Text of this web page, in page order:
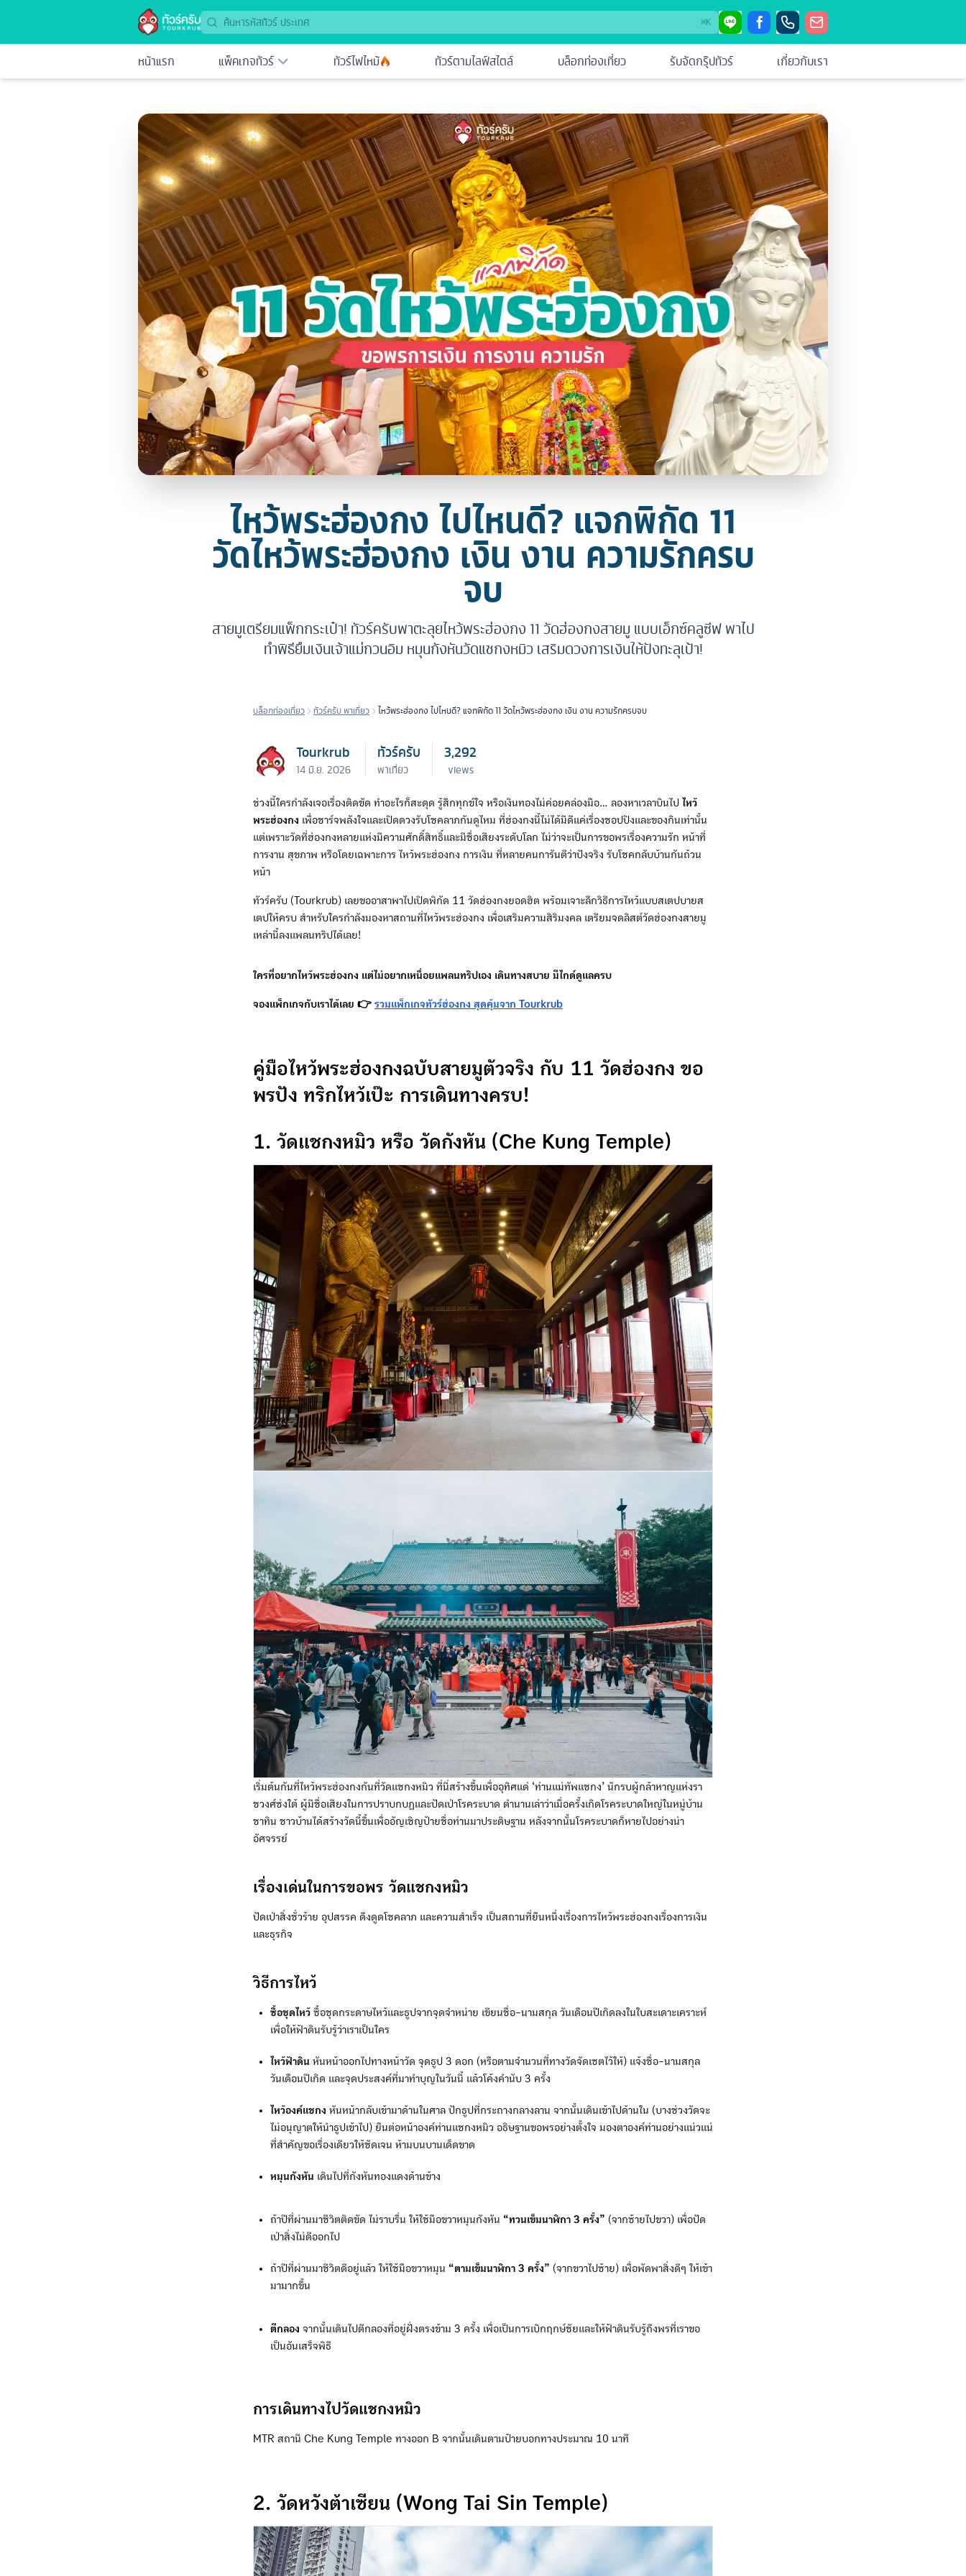
⌘K
หน้าแรก แพ็คเกจทัวร์ ทัวร์ไฟไหม้ ทัวร์ตามไลฟ์สไตล์ บล็อกท่องเที่ยว รับจัดกรุ๊ปทัวร์ เกี่ยวกับเรา
ไหว้พระฮ่องกง ไปไหนดี? แจกพิกัด 11
วัดไหว้พระฮ่องกง เงิน งาน ความรักครบ
จบ
สายมูเตรียมแพ็กกระเป๋า! ทัวร์ครับพาตะลุยไหว้พระฮ่องกง 11 วัดฮ่องกงสายมู แบบเอ็กซ์คลูซีฟ พาไป
ทำพิธียืมเงินเจ้าแม่กวนอิม หมุนกังหันวัดแชกงหมิว เสริมดวงการเงินให้ปังทะลุเป้า!
บล็อกท่องเที่ยว ทัวร์ครับ พาเที่ยว ไหว้พระฮ่องกง ไปไหนดี? แจกพิกัด 11 วัดไหว้พระฮ่องกง เงิน งาน ความรักครบจบ
Tourkrub
14 มิ.ย. 2026
ทัวร์ครับ
พาเที่ยว
3,292
views
ช่วงนี้ใครกำลังเจอเรื่องติดขัด ทำอะไรก็สะดุด รู้สึกทุกข์ใจ หรือเงินทองไม่ค่อยคล่องมือ... ลองหาเวลาบินไป ไหว้
พระฮ่องกง เพื่อชาร์จพลังใจและเปิดดวงรับโชคลาภกันดูไหม ที่ฮ่องกงนี้ไม่ได้มีดีแค่เรื่องชอปปิงและของกินเท่านั้น
แต่เพราะวัดที่ฮ่องกงหลายแห่งมีความศักดิ์สิทธิ์และมีชื่อเสียงระดับโลก ไม่ว่าจะเป็นการขอพรเรื่องความรัก หน้าที่
การงาน สุขภาพ หรือโดยเฉพาะการ ไหว้พระฮ่องกง การเงิน ที่หลายคนการันตีว่าปังจริง รับโชคกลับบ้านกันถ้วน
หน้า
ทัวร์ครับ (Tourkrub) เลยขออาสาพาไปเปิดพิกัด 11 วัดฮ่องกงยอดฮิต พร้อมเจาะลึกวิธีการไหว้แบบสเตปบายส
เตปให้ครบ สำหรับใครกำลังมองหาสถานที่ไหว้พระฮ่องกง เพื่อเสริมความสิริมงคล เตรียมจดลิสต์วัดฮ่องกงสายมู
เหล่านี้ลงแพลนทริปได้เลย!
ใครที่อยากไหว้พระฮ่องกง แต่ไม่อยากเหนื่อยแพลนทริปเอง เดินทางสบาย มีไกด์ดูแลครบ
จองแพ็กเกจกับเราได้เลย 👉 รวมแพ็กเกจทัวร์ฮ่องกง สุดคุ้มจาก Tourkrub
คู่มือไหว้พระฮ่องกงฉบับสายมูตัวจริง กับ 11 วัดฮ่องกง ขอ
พรปัง ทริกไหว้เป๊ะ การเดินทางครบ!
1. วัดแชกงหมิว หรือ วัดกังหัน (Che Kung Temple)
เริ่มต้นกันที่ไหว้พระฮ่องกงกันที่วัดแชกงหมิว ที่นี่สร้างขึ้นเพื่ออุทิศแด่ ‘ท่านแม่ทัพแชกง’ นักรบผู้กล้าหาญแห่งรา
ชวงศ์ซ่งใต้ ผู้มีชื่อเสียงในการปราบกบฏและปัดเป่าโรคระบาด ตำนานเล่าว่าเมื่อครั้งเกิดโรคระบาดใหญ่ในหมู่บ้าน
ชาทิน ชาวบ้านได้สร้างวัดนี้ขึ้นเพื่ออัญเชิญป้ายชื่อท่านมาประดิษฐาน หลังจากนั้นโรคระบาดก็หายไปอย่างน่า
อัศจรรย์
เรื่องเด่นในการขอพร วัดแชกงหมิว
ปัดเป่าสิ่งชั่วร้าย อุปสรรค ดึงดูดโชคลาภ และความสำเร็จ เป็นสถานที่ยืนหนึ่งเรื่องการไหว้พระฮ่องกงเรื่องการเงิน
และธุรกิจ
วิธีการไหว้
ซื้อชุดไหว้ ซื้อชุดกระดาษไหว้และธูปจากจุดจำหน่าย เขียนชื่อ-นามสกุล วันเดือนปีเกิดลงในใบสะเดาะเคราะห์
เพื่อให้ฟ้าดินรับรู้ว่าเราเป็นใคร
ไหว้ฟ้าดิน หันหน้าออกไปทางหน้าวัด จุดธูป 3 ดอก (หรือตามจำนวนที่ทางวัดจัดเซตไว้ให้) แจ้งชื่อ-นามสกุล
วันเดือนปีเกิด และจุดประสงค์ที่มาทำบุญในวันนี้ แล้วโค้งคำนับ 3 ครั้ง
ไหว้องค์แชกง หันหน้ากลับเข้ามาด้านในศาล ปักธูปที่กระถางกลางลาน จากนั้นเดินเข้าไปด้านใน (บางช่วงวัดจะ
ไม่อนุญาตให้นำธูปเข้าไป) ยืนต่อหน้าองค์ท่านแชกงหมิว อธิษฐานขอพรอย่างตั้งใจ มองตาองค์ท่านอย่างแน่วแน่
ที่สำคัญขอเรื่องเดียวให้ชัดเจน ห้ามบนบานเด็ดขาด
หมุนกังหัน เดินไปที่กังหันทองแดงด้านข้าง
ถ้าปีที่ผ่านมาชีวิตติดขัด ไม่ราบรื่น ให้ใช้มือขวาหมุนกังหัน “ทวนเข็มนาฬิกา 3 ครั้ง” (จากซ้ายไปขวา) เพื่อปัด
เป่าสิ่งไม่ดีออกไป
ถ้าปีที่ผ่านมาชีวิตดีอยู่แล้ว ให้ใช้มือขวาหมุน “ตามเข็มนาฬิกา 3 ครั้ง” (จากขวาไปซ้าย) เพื่อพัดพาสิ่งดีๆ ให้เข้า
มามากขึ้น
ตีกลอง จากนั้นเดินไปตีกลองที่อยู่ฝั่งตรงข้าม 3 ครั้ง เพื่อเป็นการเบิกฤกษ์ชัยและให้ฟ้าดินรับรู้ถึงพรที่เราขอ
เป็นอันเสร็จพิธี
การเดินทางไปวัดแชกงหมิว
MTR สถานี Che Kung Temple ทางออก B จากนั้นเดินตามป้ายบอกทางประมาณ 10 นาที
2. วัดหวังต้าเซียน (Wong Tai Sin Temple)